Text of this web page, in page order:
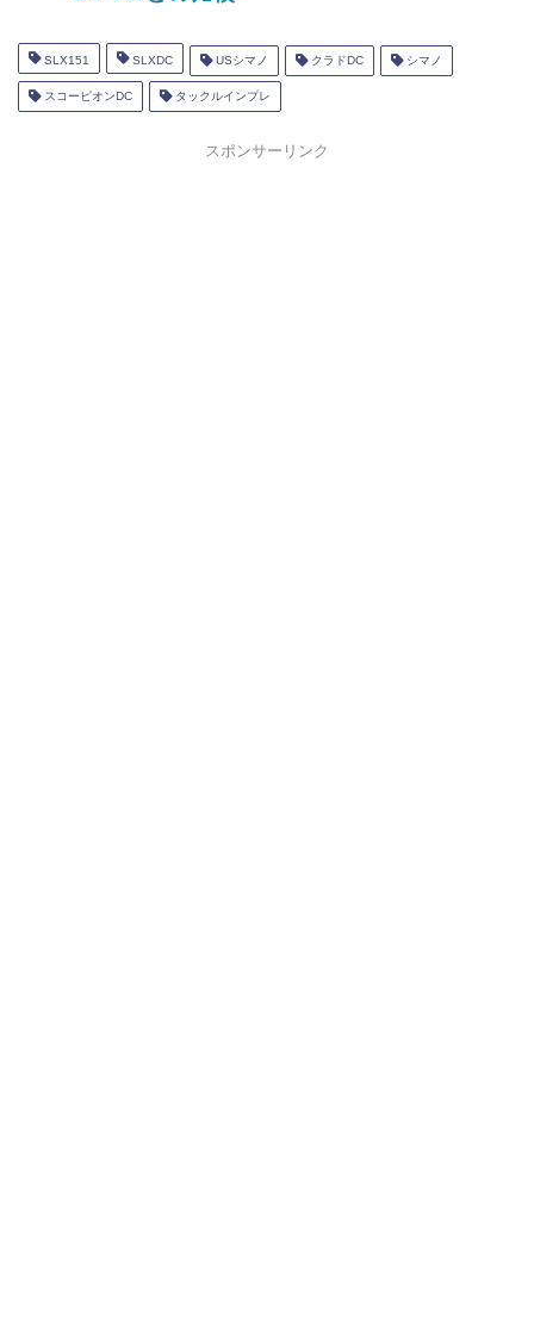
SLX151 SLXDC USシマノ クラドDC シマノ
スコーピオンDC タックルインプレ
スポンサーリンク